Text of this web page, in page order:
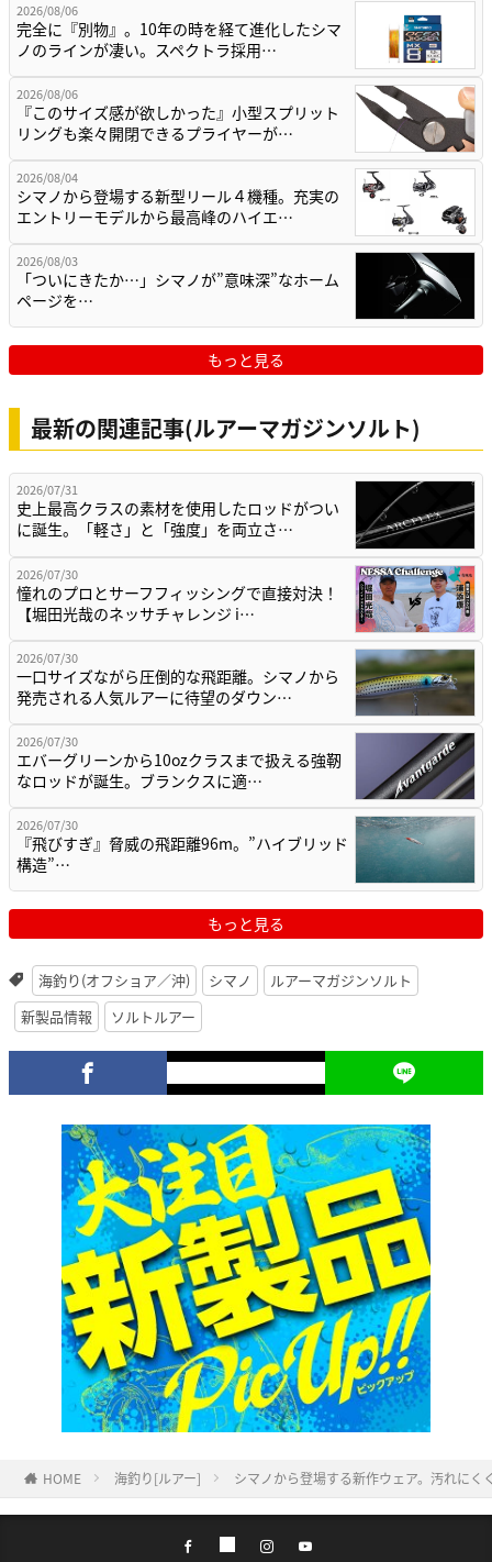
2026/08/06
完全に『別物』。10年の時を経て進化したシマ
ノのラインが凄い。スペクトラ採用…
2026/08/06
『このサイズ感が欲しかった』小型スプリット
リングも楽々開閉できるプライヤーが…
2026/08/04
シマノから登場する新型リール４機種。充実の
エントリーモデルから最高峰のハイエ…
2026/08/03
「ついにきたか…」シマノが”意味深”なホーム
ページを…
もっと見る
最新の関連記事(ルアーマガジンソルト)
2026/07/31
史上最高クラスの素材を使用したロッドがつい
に誕生。「軽さ」と「強度」を両立さ…
2026/07/30
憧れのプロとサーフフィッシングで直接対決！
【堀田光哉のネッサチャレンジ i…
2026/07/30
一口サイズながら圧倒的な飛距離。シマノから
発売される人気ルアーに待望のダウン…
2026/07/30
エバーグリーンから10ozクラスまで扱える強靭
なロッドが誕生。ブランクスに適…
2026/07/30
『飛びすぎ』脅威の飛距離96m。”ハイブリッド
構造”…
もっと見る
海釣り(オフショア／沖) シマノ
ルアーマガジンソルト
新製品情報
ソルトルアー
HOME 海釣り[ルアー] シマノから登場する新作ウェア。汚れに